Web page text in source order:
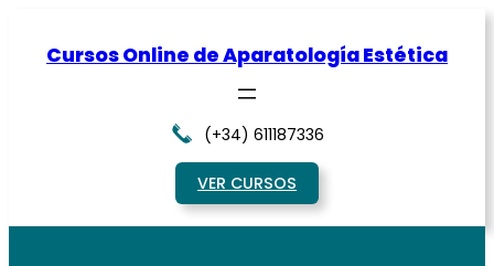
Cursos Online de Aparatología Estética
(+34) 611187336
VER CURSOS